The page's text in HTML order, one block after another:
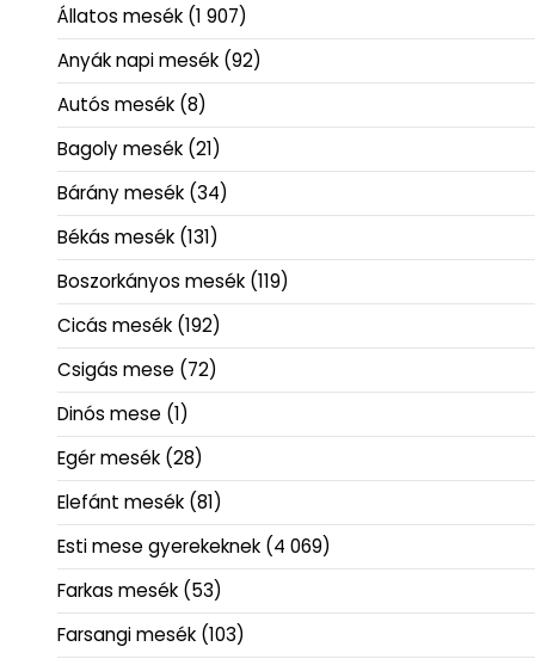
Állatos mesék (1 907)
Anyák napi mesék (92)
Autós mesék (8)
Bagoly mesék (21)
Bárány mesék (34)
Békás mesék (131)
Boszorkányos mesék (119)
Cicás mesék (192)
Csigás mese (72)
Dinós mese (1)
Egér mesék (28)
Elefánt mesék (81)
Esti mese gyerekeknek (4 069)
Farkas mesék (53)
Farsangi mesék (103)